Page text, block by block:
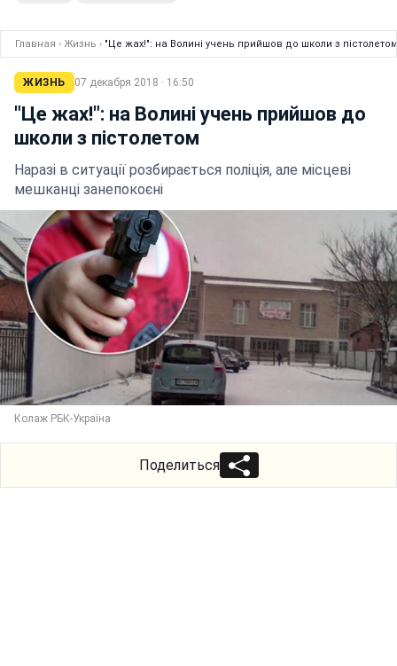
Главная › Жизнь › "Це жах!": на Волині учень прийшов до школи з пістолетом
ЖИЗНЬ 07 декабря 2018 · 16:50
"Це жах!": на Волині учень прийшов до
школи з пістолетом
Наразі в ситуації розбирається поліція, але місцеві
мешканці занепокоєні
Колаж РБК-Україна
Поделиться